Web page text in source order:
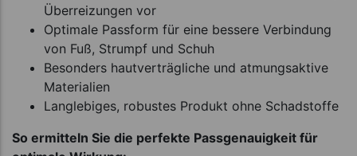
Überreizungen vor
Optimale Passform für eine bessere Verbindung
von Fuß, Strumpf und Schuh
Besonders hautverträgliche und atmungsaktive
Materialien
Langlebiges, robustes Produkt ohne Schadstoffe
So ermitteln Sie die perfekte Passgenauigkeit für